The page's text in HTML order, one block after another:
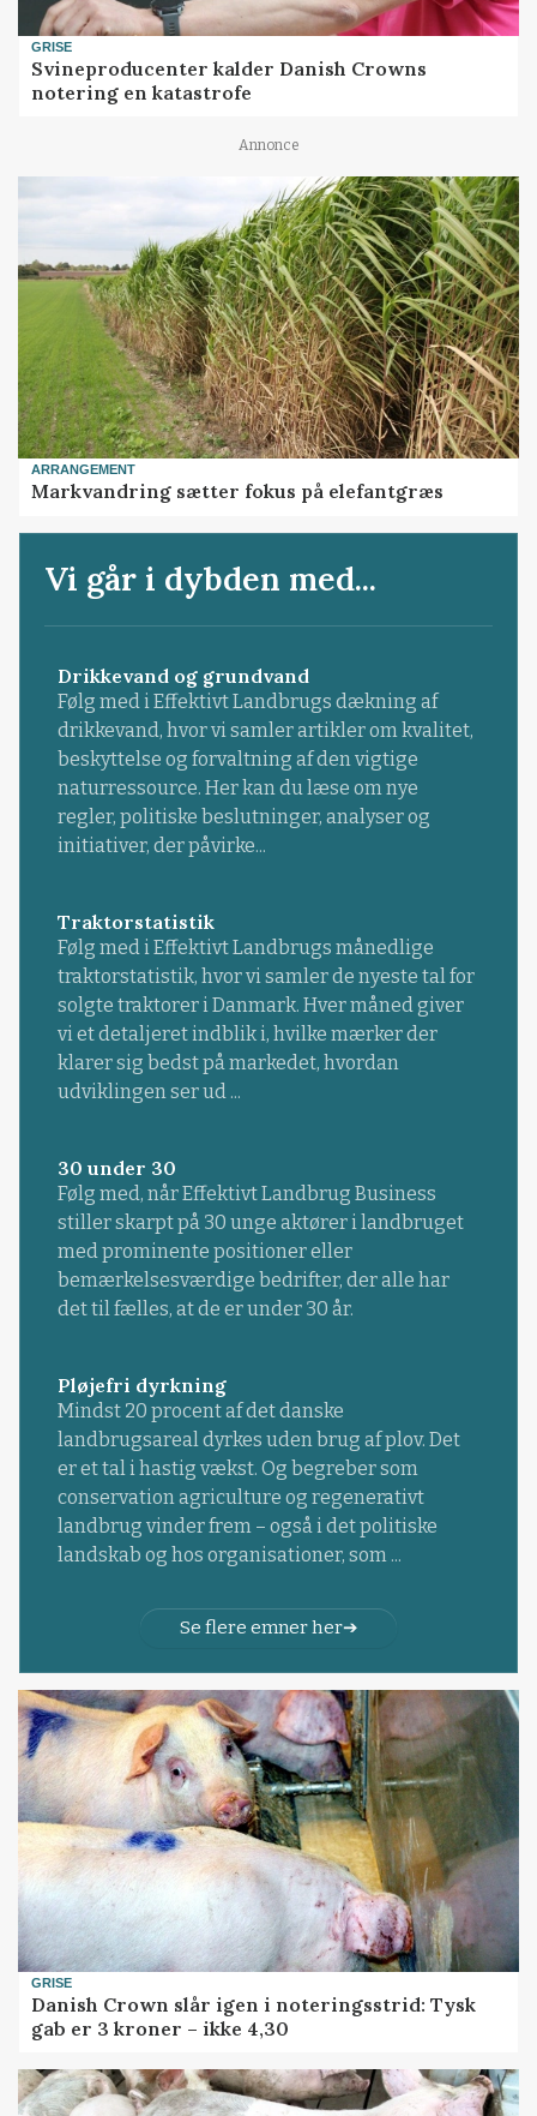
GRISE
Svineproducenter kalder Danish Crowns
notering en katastrofe
Annonce
ARRANGEMENT
Markvandring sætter fokus på elefantgræs
Vi går i dybden med...
Drikkevand og grundvand
Følg med i Effektivt Landbrugs dækning af
drikkevand, hvor vi samler artikler om kvalitet,
beskyttelse og forvaltning af den vigtige
naturressource. Her kan du læse om nye
regler, politiske beslutninger, analyser og
initiativer, der påvirke...
Traktorstatistik
Følg med i Effektivt Landbrugs månedlige
traktorstatistik, hvor vi samler de nyeste tal for
solgte traktorer i Danmark. Hver måned giver
vi et detaljeret indblik i, hvilke mærker der
klarer sig bedst på markedet, hvordan
udviklingen ser ud ...
30 under 30
Følg med, når Effektivt Landbrug Business
stiller skarpt på 30 unge aktører i landbruget
med prominente positioner eller
bemærkelsesværdige bedrifter, der alle har
det til fælles, at de er under 30 år.
Pløjefri dyrkning
Mindst 20 procent af det danske
landbrugsareal dyrkes uden brug af plov. Det
er et tal i hastig vækst. Og begreber som
conservation agriculture og regenerativt
landbrug vinder frem – også i det politiske
landskab og hos organisationer, som ...
Se flere emner her
GRISE
Danish Crown slår igen i noteringsstrid: Tysk
gab er 3 kroner – ikke 4,30